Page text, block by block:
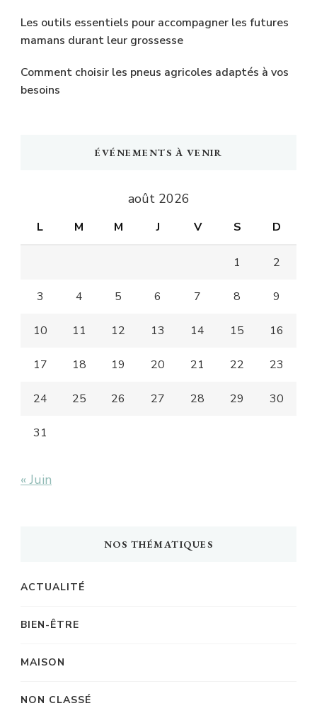
Les outils essentiels pour accompagner les futures
mamans durant leur grossesse
Comment choisir les pneus agricoles adaptés à vos
besoins
ÉVÉNEMENTS À VENIR
août 2026
L M M J V S D
1 2
3 4 5 6 7 8 9
10 11 12 13 14 15 16
17 18 19 20 21 22 23
24 25 26 27 28 29 30
31
« Juin
NOS THÉMATIQUES
ACTUALITÉ
BIEN-ÊTRE
MAISON
NON CLASSÉ